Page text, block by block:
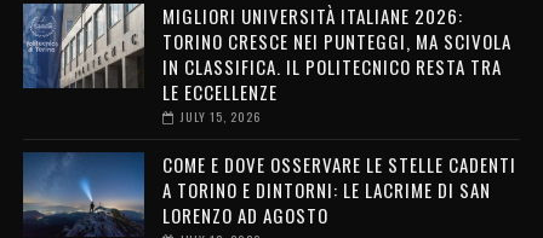
MIGLIORI UNIVERSITÀ ITALIANE 2026:
TORINO CRESCE NEI PUNTEGGI, MA SCIVOLA
IN CLASSIFICA. IL POLITECNICO RESTA TRA
LE ECCELLENZE
JULY 15, 2026
COME E DOVE OSSERVARE LE STELLE CADENTI
A TORINO E DINTORNI: LE LACRIME DI SAN
LORENZO AD AGOSTO